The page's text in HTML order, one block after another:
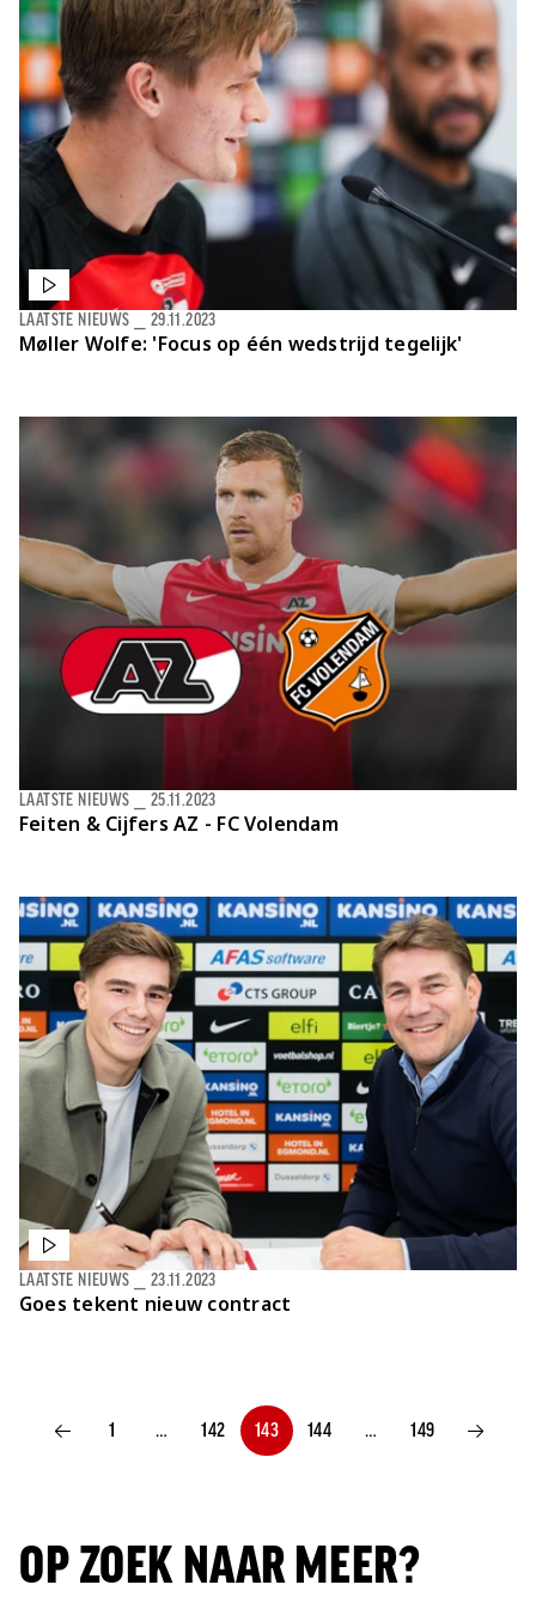
Møller Wolfe: 'Focus op één wedstrijd tegelijk'
LAATSTE NIEUWS 29.11.2023
Feiten & CijfersAZ - FC Volendam
LAATSTE NIEUWS 25.11.2023
Goes tekent nieuw contract
LAATSTE NIEUWS 23.11.2023
VORIGE PAGINA VOLGENDE
1 … 142 143 144 … 149
OP ZOEK NAAR MEER?